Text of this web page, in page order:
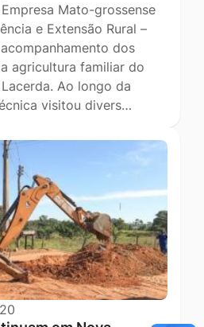
Mato-grossense
e Extensão Rural –
dos
agricultura familiar do
Ao longo da
visitou divers…